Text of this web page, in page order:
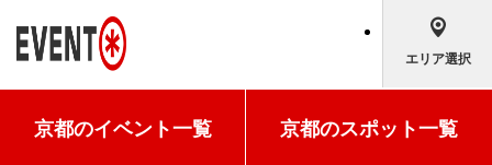
エリア選択
京都のイベント一覧 京都のスポット一覧